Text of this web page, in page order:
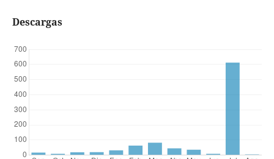
Descargas